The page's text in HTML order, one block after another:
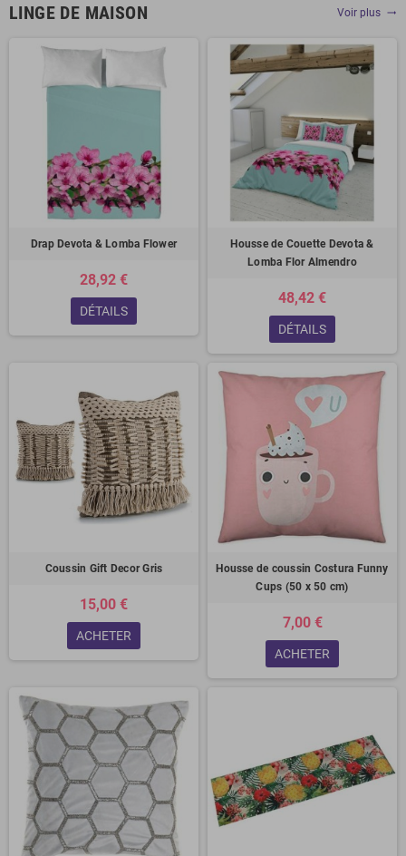
LINGE DE MAISON Voir plus trending_flat
Drap Devota & Lomba Flower
28,92 €
DÉTAILS
Housse de Couette Devota &
Lomba Flor Almendro
48,42 €
DÉTAILS
Coussin Gift Decor Gris
15,00 €
ACHETER
Housse de coussin Costura Funny
Cups (50 x 50 cm)
7,00 €
ACHETER